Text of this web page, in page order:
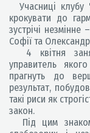
Учасниці клубу
крокувати до
зустрічі незмінне
Софії та
4 квітня
управитель
прагнуть до
результат,
такі риси як
закон.
Під цим